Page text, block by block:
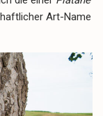
Art-Name